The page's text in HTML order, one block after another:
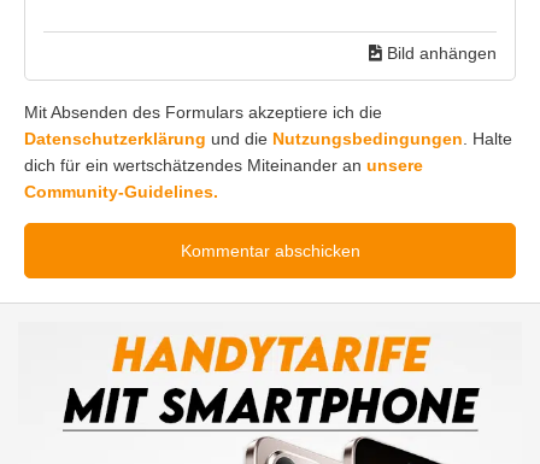
Bild anhängen
Mit Absenden des Formulars akzeptiere ich die
Datenschutzerklärung und die Nutzungsbedingungen . Halte
dich für ein wertschätzendes Miteinander an unsere
Community-Guidelines.